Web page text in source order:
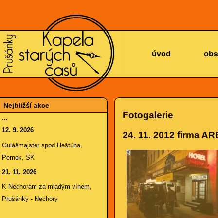
KAPELA
STARÝCH
úvod
Nejbližší akce
...
12. 9. 2026
Gulášmajster spod Heštúna,
Pernek, SK
21. 11. 2026
K Nechorám za mladým vínem,
Prušánky - Nechory
Fotogalerie
24. 11. 2012 firma